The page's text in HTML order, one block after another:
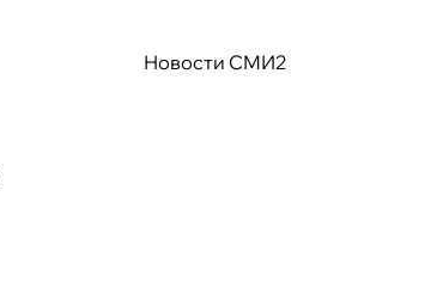
Новости СМИ2